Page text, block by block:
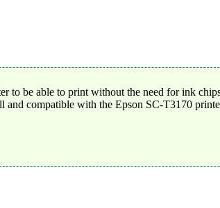
be able to print without the need for ink
compatible with the Epson SC-T3170